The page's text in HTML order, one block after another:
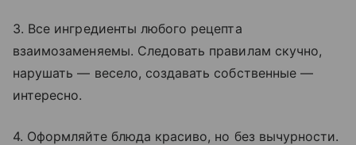
3. Все ингредиенты любого рецепта
взаимозаменяемы. Следовать правилам скучно,
нарушать — весело, создавать собственные —
интересно.
4. Оформляйте блюда красиво, но без вычурности.